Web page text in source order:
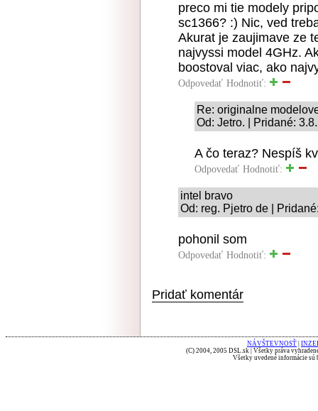
preco mi tie modely
sc1366? :) Nic, ved
Akurat je zaujimave ze
najvyssi model 4GHz.
boostoval viac, ako
Odpovedať Hodnotiť:
Re: originalne
Od: Jetro. | Pridané:
A čo teraz? Nespíš
Odpovedať Hodnotiť:
intel bravo
Od: reg. Pjetro de |
pohonil som
Odpovedať Hodnotiť:
Pridať komentár
NÁVŠTEVNOSŤ
(C) 2004, 2005 DSL.sk | Všetky práva
Všetky uvedené informácie sú